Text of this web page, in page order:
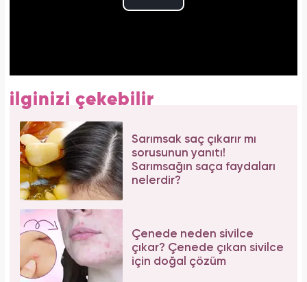
ilginizi çekebilir
Sarımsak saç çıkarır mı
sorusunun yanıtı!
Sarımsağın saça faydaları
nelerdir?
Çenede neden sivilce
çıkar? Çenede çıkan sivilce
için doğal çözüm